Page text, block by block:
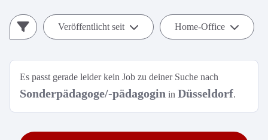
Veröffentlicht seit Home-Office
Es passt gerade leider kein Job zu deiner Suche nach
Sonderpädagoge/-pädagogin in Düsseldorf.